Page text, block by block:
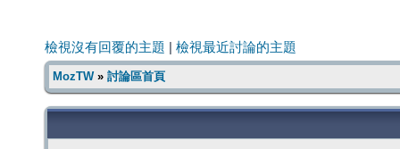
檢視沒有回覆的主題 檢視最近討論的主題
MozTW» 討論區首頁